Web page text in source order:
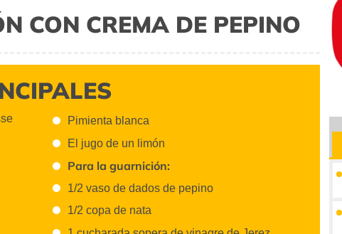
CON CREMA DE PEPINO
Pimienta blanca
El jugo de un limón
Para la guarnición:
1/2 vaso de dados de pepino
1/2 copa de nata